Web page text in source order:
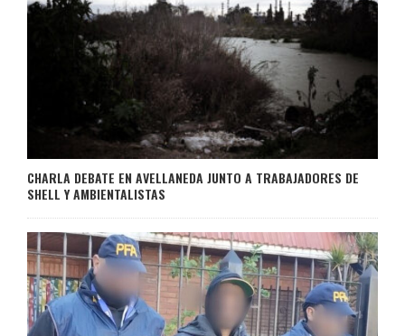
CHARLA DEBATE EN AVELLANEDA JUNTO A TRABAJADORES DE
SHELL Y AMBIENTALISTAS